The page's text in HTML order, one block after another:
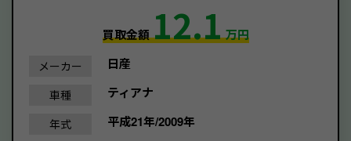
買取金額12.1万円
メーカー 日産
車種 ティアナ
年式 平成21年/2009年